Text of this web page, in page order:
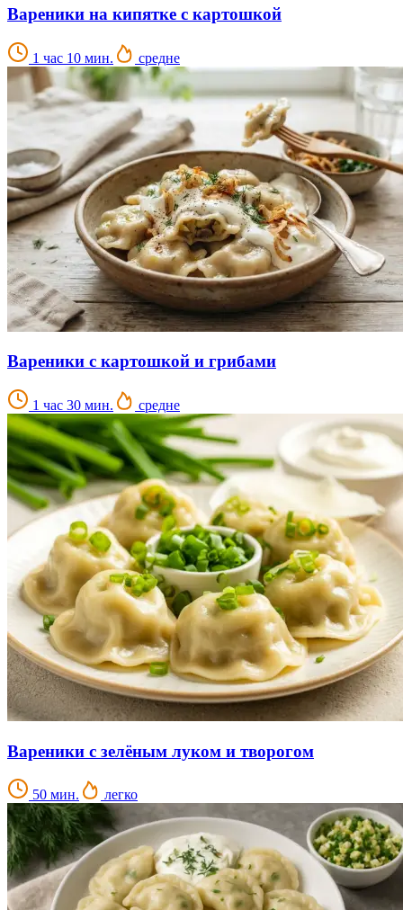
Вареники на кипятке с картошкой
1 час 10 мин. средне
Вареники с картошкой и грибами
1 час 30 мин. средне
Вареники с зелёным луком и творогом
50 мин. легко